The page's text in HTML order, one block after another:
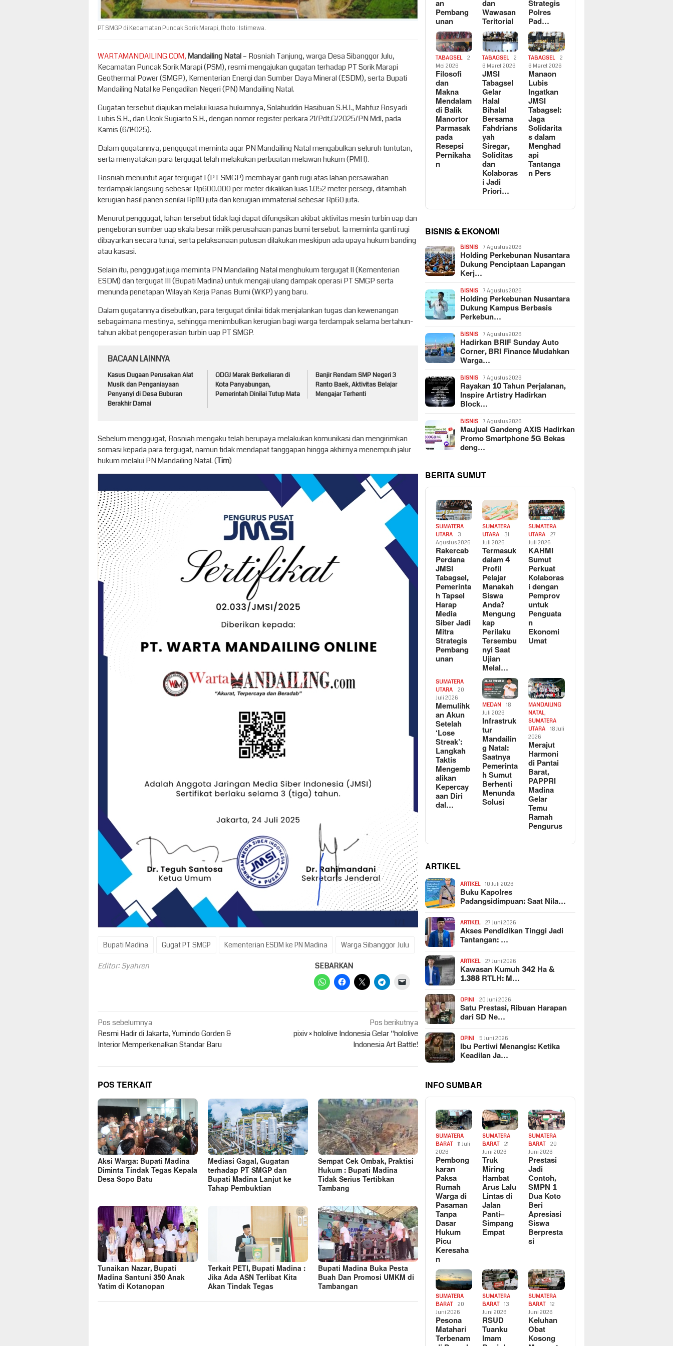
PT SMGP di Kecamatan Puncak Sorik Marapi, fhoto : Istimewa.
WARTAMANDAILING.COM,Mandailing Natal– Rosniah Tanjung, warga Desa Sibanggor Julu,
Kecamatan Puncak Sorik Marapi (PSM), resmi mengajukan gugatan terhadap PT Sorik Marapi
Geothermal Power (SMGP), Kementerian Energi dan Sumber Daya Mineral (ESDM), serta Bupati
Mandailing Natal ke Pengadilan Negeri (PN) Mandailing Natal.
Gugatan tersebut diajukan melalui kuasa hukumnya, Solahuddin Hasibuan S.H.I., Mahfuz Rosyadi
Lubis S.H., dan Ucok Sugiarto S.H., dengan nomor register perkara 21/Pdt.G/2025/PN Mdl, pada
Kamis (6/11/2025).
Dalam gugatannya, penggugat meminta agar PN Mandailing Natal mengabulkan seluruh tuntutan,
serta menyatakan para tergugat telah melakukan perbuatan melawan hukum (PMH).
Rosniah menuntut agar tergugat I (PT SMGP) membayar ganti rugi atas lahan persawahan
terdampak langsung sebesar Rp600.000 per meter dikalikan luas 1.052 meter persegi, ditambah
kerugian hasil panen senilai Rp110 juta dan kerugian immaterial sebesar Rp60 juta.
Menurut penggugat, lahan tersebut tidak lagi dapat difungsikan akibat aktivitas mesin turbin uap dan
pengeboran sumber uap skala besar milik perusahaan panas bumi tersebut. Ia meminta ganti rugi
dibayarkan secara tunai, serta pelaksanaan putusan dilakukan meskipun ada upaya hukum banding
atau kasasi.
Selain itu, penggugat juga meminta PN Mandailing Natal menghukum tergugat II (Kementerian
ESDM) dan tergugat III (Bupati Madina) untuk mengaji ulang dampak operasi PT SMGP serta
menunda penetapan Wilayah Kerja Panas Bumi (WKP) yang baru.
Dalam gugatannya disebutkan, para tergugat dinilai tidak menjalankan tugas dan kewenangan
sebagaimana mestinya, sehingga menimbulkan kerugian bagi warga terdampak selama bertahun-
tahun akibat pengoperasian turbin uap PT SMGP.
BACAAN LAINNYA
Kasus Dugaan Perusakan Alat
Musik dan Penganiayaan
Penyanyi di Desa Buburan
Berakhir Damai
ODGJ Marak Berkeliaran di
Kota Panyabungan,
Pemerintah Dinilai Tutup Mata
Banjir Rendam SMP Negeri 3
Ranto Baek, Aktivitas Belajar
Mengajar Terhenti
Sebelum menggugat, Rosniah mengaku telah berupaya melakukan komunikasi dan mengirimkan
somasi kepada para tergugat, namun tidak mendapat tanggapan hingga akhirnya menempuh jalur
hukum melalui PN Mandailing Natal. (Tim)
Bupati Madina Gugat PT SMGP Kementerian ESDM ke PN Madina Warga Sibanggor Julu
Editor: Syahren SEBARKAN
Navigasi
pos
Pos sebelumnya
Resmi Hadir di Jakarta, Yumindo Gorden &
Interior Memperkenalkan Standar Baru
Pos berikutnya
pixiv × hololive Indonesia Gelar “hololive
Indonesia Art Battle!
POS TERKAIT
Aksi Warga: Bupati Madina
Diminta Tindak Tegas Kepala
Desa Sopo Batu
Mediasi Gagal, Gugatan
terhadap PT SMGP dan
Bupati Madina Lanjut ke
Tahap Pembuktian
Sempat Cek Ombak, Praktisi
Hukum : Bupati Madina
Tidak Serius Tertibkan
Tambang
Tunaikan Nazar, Bupati
Madina Santuni 350 Anak
Yatim di Kotanopan
Terkait PETI, Bupati Madina :
Jika Ada ASN Terlibat Kita
Akan Tindak Tegas
Bupati Madina Buka Pesta
Buah Dan Promosi UMKM di
Tambangan
an
Pembang
unan
dan
Wawasan
Teritorial
Strategis
Polres
Pad…
TABAGSEL
2
Mei 2026
Filosofi
dan
Makna
Mendalam
di Balik
Manortor
Parmasak
pada
Resepsi
Pernikaha
n
TABAGSEL
2
6 Maret 2026
JMSI
Tabagsel
Gelar
Halal
Bihalal
Bersama
Fahdrians
yah
Siregar,
Soliditas
dan
Kolaboras
i Jadi
Priori…
TABAGSEL
2
6 Maret 2026
Manaon
Lubis
Ingatkan
JMSI
Tabagsel:
Jaga
Solidarita
s dalam
Menghad
api
Tantanga
n Pers
BISNIS & EKONOMI
BISNIS 7 Agustus 2026
Holding Perkebunan Nusantara
Dukung Penciptaan Lapangan
Kerj…
BISNIS 7 Agustus 2026
Holding Perkebunan Nusantara
Dukung Kampus Berbasis
Perkebun…
BISNIS 7 Agustus 2026
Hadirkan BRIF Sunday Auto
Corner, BRI Finance Mudahkan
Warga…
BISNIS 7 Agustus 2026
Rayakan 10 Tahun Perjalanan,
Inspire Artistry Hadirkan
Block…
BISNIS 7 Agustus 2026
Maujual Gandeng AXIS Hadirkan
Promo Smartphone 5G Bekas
deng…
BERITA SUMUT
SUMATERA
UTARA
3
Agustus 2026
Rakercab
Perdana
JMSI
Tabagsel,
Pemerinta
h Tapsel
Harap
Media
Siber Jadi
Mitra
Strategis
Pembang
unan
SUMATERA
UTARA
31
Juli 2026
Termasuk
dalam 4
Profil
Pelajar
Manakah
Siswa
Anda?
Mengung
kap
Perilaku
Tersembu
nyi Saat
Ujian
Melal…
SUMATERA
UTARA
27
Juli 2026
KAHMI
Sumut
Perkuat
Kolaboras
i dengan
Pemprov
untuk
Penguata
n
Ekonomi
Umat
SUMATERA
UTARA
20
Juli 2026
Memulihk
an Akun
Setelah
‘Lose
Streak’:
Langkah
Taktis
Mengemb
alikan
Kepercay
aan Diri
dal…
MEDAN
18
Juli 2026
Infrastruk
tur
Mandailin
g Natal:
Saatnya
Pemerinta
h Sumut
Berhenti
Menunda
Solusi
MANDAILING
NATAL,
SUMATERA
UTARA
18 Juli
2026
Merajut
Harmoni
di Pantai
Barat,
PAPPRI
Madina
Gelar
Temu
Ramah
Pengurus
ARTIKEL
ARTIKEL 10 Juli 2026
Buku Kapolres
Padangsidimpuan: Saat Nila…
ARTIKEL 27 Juni 2026
Akses Pendidikan Tinggi Jadi
Tantangan: …
ARTIKEL 27 Juni 2026
Kawasan Kumuh 342 Ha &
1.388 RTLH: M…
OPINI 20 Juni 2026
Satu Prestasi, Ribuan Harapan
dari SD Ne…
OPINI 5 Juni 2026
Ibu Pertiwi Menangis: Ketika
Keadilan Ja…
INFO SUMBAR
SUMATERA
BARAT
11 Juli
2026
Pembong
karan
Paksa
Rumah
Warga di
Pasaman
Tanpa
Dasar
Hukum
Picu
Keresaha
n
SUMATERA
BARAT
21
Juni 2026
Truk
Miring
Hambat
Arus Lalu
Lintas di
Jalan
Panti–
Simpang
Empat
SUMATERA
BARAT
20
Juni 2026
Prestasi
Jadi
Contoh,
SMPN 1
Dua Koto
Beri
Apresiasi
Siswa
Berpresta
si
SUMATERA
BARAT
20
Juni 2026
Pesona
Matahari
Terbenam
SUMATERA
BARAT
13
Juni 2026
RSUD
Tuanku
Imam
SUMATERA
BARAT
12
Juni 2026
Keluhan
Obat
Kosong